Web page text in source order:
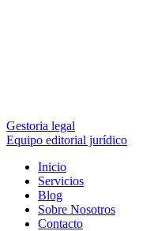
Gestoria legal
Equipo editorial jurídico
Inicio
Servicios
Blog
Sobre Nosotros
Contacto